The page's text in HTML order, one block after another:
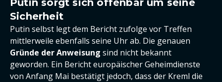
Putin sorgt sich offenbar um seine
Sicherheit
Putin selbst legt dem Bericht zufolge vor Treffen
mittlerweile ebenfalls seine Uhr ab. Die genauen
Gründe der Anweisung sind nicht bekannt
geworden. Ein Bericht europäischer Geheimdienste
von Anfang Mai bestätigt jedoch, dass der Kreml die